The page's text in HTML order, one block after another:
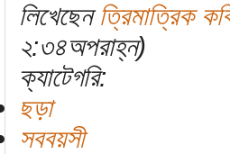
লিখেছেনত্রিমাত্রিক
২:৩৪অপরাহ্ন)
ক্যাটেগরি:
ছড়া
সববয়সী